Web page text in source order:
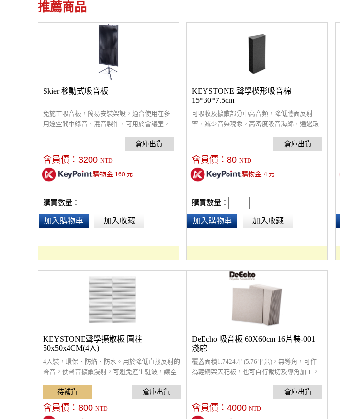
推薦商品
Skier 移動式吸音板
免施工吸音板，簡易安裝架設，適合使用在多
用途空間中錄音、混音製作，可用於會議室，
錄音環境。吸音板尺寸120x60x5cm，可折收
方便攜帶收納。高密度吸音海綿，通常擺放於
音源兩側，可吸收及擴散部分中高音頻，降低
牆面反射率，減少音染現象。
會員價： 3200 NTD
購物金 160元
購買數量：
加入購物車 加入收藏
KEYSTONE 聲學楔形吸音棉
15*30*7.5cm
可吸收及擴散部分中高音頻，降低牆面反射
率，減少音染現象，高密度吸音海綿，通過環
簡便，可使用噴膠或透過輔助的懸掛配件進行
掛裝。
會員價： 80 NTD
購物金 4元
購買數量：
加入購物車 加入收藏
KEYSTONE聲學擴散板 圓柱
50x50x4CM(4入)
4入裝，環保、防焰、防水。用於降低直接反射的
聲音，使聲音擴散漫射，可避免產生駐波，讓空
頻調音專用。適當使用擴散板可調整潤化聲音，
搭配吸音板及低音陷阱，來達到最佳聆聽舒適
度。通常貼於音源兩側牆面或天花板。多片拼接
會員價： 800 NTD
DeEcho 吸音板 60X60cm 16片裝-001
淺駝
覆蓋面積1.7424坪 (5.76平米)，無導角，可作
為輕鋼架天花板，也可自行裁切及導角加工，
音材質，吸收中高音頻，改善室內回音問題，
裝飾性高，通過環保及防焰檢驗。原絲防焰，
採防焰原料製造，非浸泡藥劑防焰，提供長久
會員價： 4000 NTD